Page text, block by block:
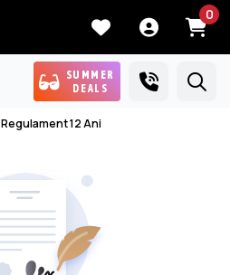
0
SUMMER
DEALS
Regulament 12 Ani